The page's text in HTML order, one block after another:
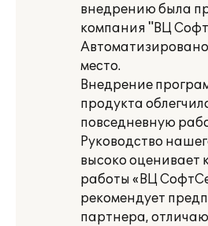
внедрению была
компания "ВЦ
место.
Внедрение
продукта
повседневную
Руководство
высоко оценивает
работы «ВЦ
рекомендует
партнера,